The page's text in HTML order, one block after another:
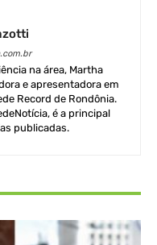
na área, Martha
e apresentadora em
Record de Rondônia.
é a principal
publicadas.